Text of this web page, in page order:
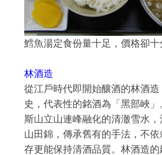
鱈魚湯定食份量十足，價格卻十
林酒造
從江戶時代即開始釀酒的林酒
史，代表性的銘酒為「黑部峽
斯山立山連峰融化的清澈雪水
山田錦，傳承舊有的手法，不
存更能保持清酒品質。林酒造